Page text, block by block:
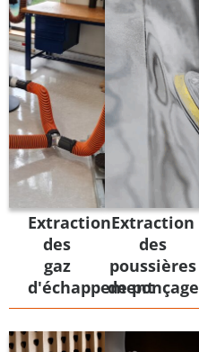
Extraction
des
gaz
d'échappement
Extraction
des
poussières
de ponçage